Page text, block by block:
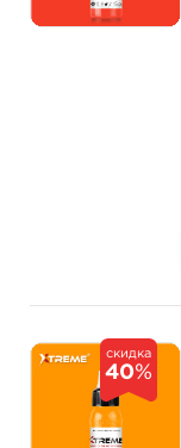
Количество
скидка
40%